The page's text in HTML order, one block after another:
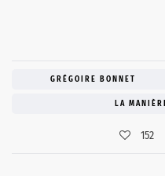
GRÉGOIRE BONNET
LA
152